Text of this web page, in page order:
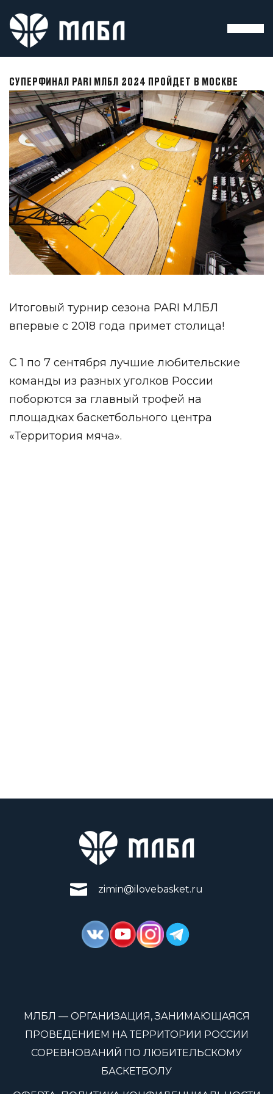
СУПЕРФИНАЛ PARI МЛБЛ 2024 ПРОЙДЕТ В МОСКВЕ
Итоговый турнир сезона PARI МЛБЛ
впервые с 2018 года примет столица!
С 1 по 7 сентября лучшие любительские
команды из разных уголков России
поборются за главный трофей на
площадках баскетбольного центра
«Территория мяча».
zimin@ilovebasket.ru
МЛБЛ — ОРГАНИЗАЦИЯ, ЗАНИМАЮЩАЯСЯ
ПРОВЕДЕНИЕМ НА ТЕРРИТОРИИ РОССИИ
СОРЕВНОВАНИЙ ПО ЛЮБИТЕЛЬСКОМУ
БАСКЕТБОЛУ